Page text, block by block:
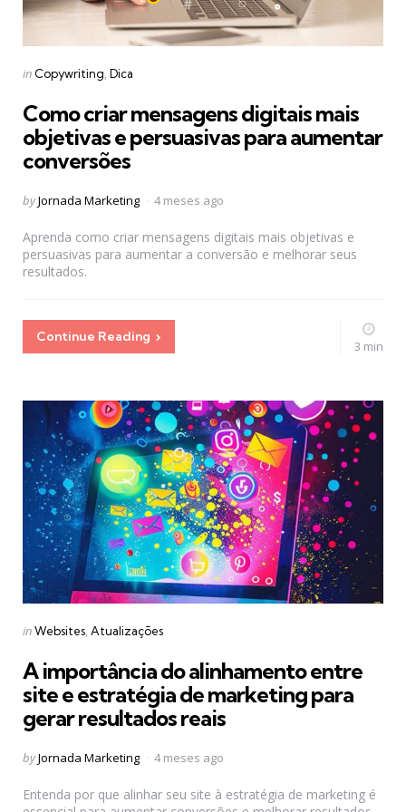
Categories
Posted
in Copywriting Dica
Como criar mensagens digitais mais
objetivas e persuasivas para aumentar
conversões
Posted
byJornada Marketing 4 meses ago
Aprenda como criar mensagens digitais mais objetivas e
persuasivas para aumentar a conversão e melhorar seus
resultados.
Continue Reading
3 min
Categories
Posted
inWebsites Atualizações
A importância do alinhamento entre
site e estratégia de marketing para
gerar resultados reais
Posted
byJornada Marketing 4 meses ago
Entenda por que alinhar seu site à estratégia de marketing é